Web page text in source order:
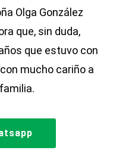
Olga González
que, sin duda,
que estuvo con
mucho cariño a